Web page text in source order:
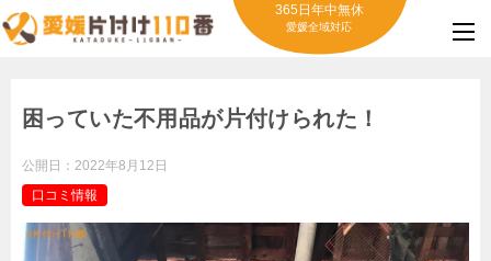
365日年中無休
愛媛全域対応
困っていた不用品が片付けられた！
公開日： 2022年8月12日
口コミ情報